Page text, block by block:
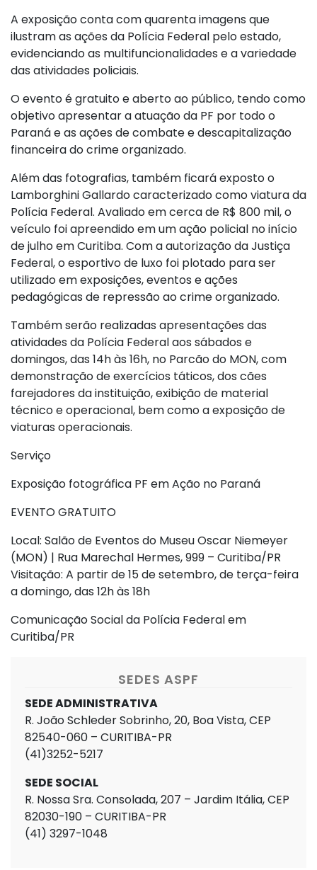
A exposição conta com quarenta imagens que
ilustram as ações da Polícia Federal pelo estado,
evidenciando as multifuncionalidades e a variedade
das atividades policiais.
O evento é gratuito e aberto ao público, tendo como
objetivo apresentar a atuação da PF por todo o
Paraná e as ações de combate e descapitalização
financeira do crime organizado.
Além das fotografias, também ficará exposto o
Lamborghini Gallardo caracterizado como viatura da
Polícia Federal. Avaliado em cerca de R$ 800 mil, o
veículo foi apreendido em um ação policial no início
de julho em Curitiba. Com a autorização da Justiça
Federal, o esportivo de luxo foi plotado para ser
utilizado em exposições, eventos e ações
pedagógicas de repressão ao crime organizado.
Também serão realizadas apresentações das
atividades da Polícia Federal aos sábados e
domingos, das 14h às 16h, no Parcão do MON, com
demonstração de exercícios táticos, dos cães
farejadores da instituição, exibição de material
técnico e operacional, bem como a exposição de
viaturas operacionais.
Serviço
Exposição fotográfica PF em Ação no Paraná
EVENTO GRATUITO
Local: Salão de Eventos do Museu Oscar Niemeyer
(MON) | Rua Marechal Hermes, 999 – Curitiba/PR
Visitação: A partir de 15 de setembro, de terça-feira
a domingo, das 12h às 18h
Comunicação Social da Polícia Federal em
Curitiba/PR
SEDES ASPF
SEDE ADMINISTRATIVA
R. João Schleder Sobrinho, 20, Boa Vista, CEP
82540-060 – CURITIBA-PR
(41)3252-5217
SEDE SOCIAL
R. Nossa Sra. Consolada, 207 – Jardim Itália, CEP
82030-190 – CURITIBA-PR
(41) 3297-1048